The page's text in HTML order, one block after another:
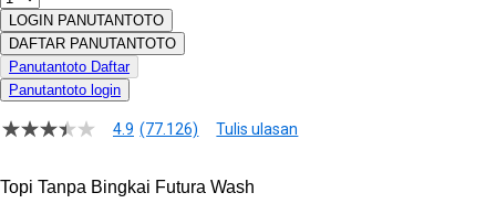
LOGIN PANUTANTOTO
DAFTAR PANUTANTOTO
Panutantoto Daftar
Panutantoto login
4.9
bintang,
4.9 (77.126) Tulis ulasan
Topi Tanpa Bingkai Futura Wash